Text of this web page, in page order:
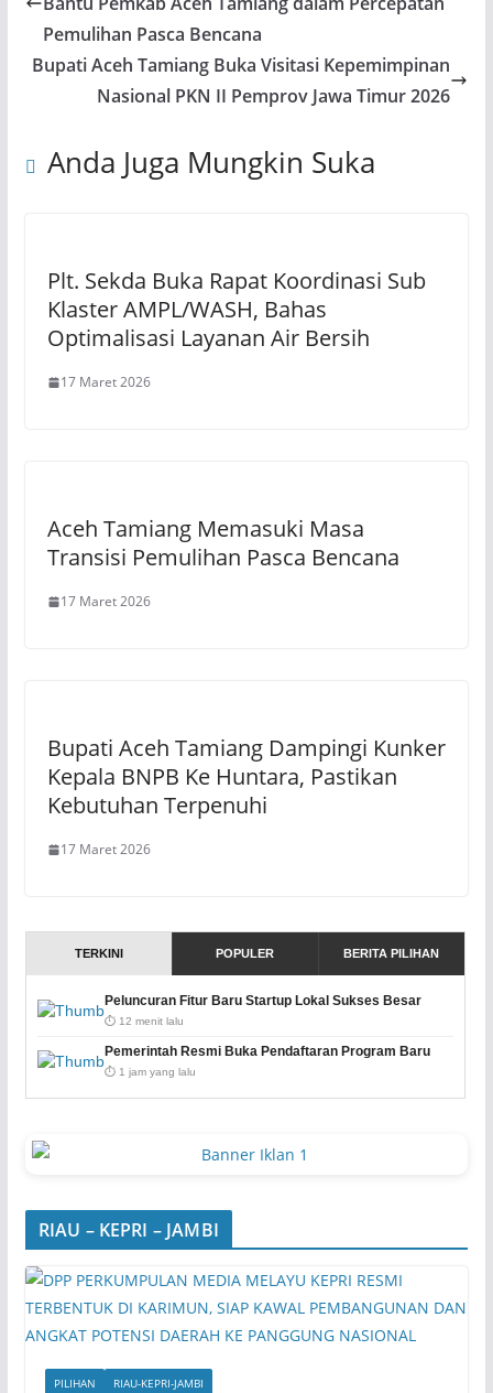
Pemulihan Pasca Bencana
Bupati Aceh Tamiang Buka Visitasi Kepemimpinan
Nasional PKN II Pemprov Jawa Timur 2026
Anda Juga Mungkin Suka
Plt. Sekda Buka Rapat Koordinasi Sub
Klaster AMPL/WASH, Bahas
Optimalisasi Layanan Air Bersih
17 Maret 2026
Aceh Tamiang Memasuki Masa
Transisi Pemulihan Pasca Bencana
17 Maret 2026
Bupati Aceh Tamiang Dampingi Kunker
Kepala BNPB Ke Huntara, Pastikan
Kebutuhan Terpenuhi
17 Maret 2026
TERKINI POPULER BERITA PILIHAN
Peluncuran Fitur Baru Startup Lokal Sukses Besar
⏱️ 12 menit lalu
Pemerintah Resmi Buka Pendaftaran Program Baru
⏱️ 1 jam yang lalu
RIAU – KEPRI – JAMBI
PILIHAN RIAU-KEPRI-JAMBI